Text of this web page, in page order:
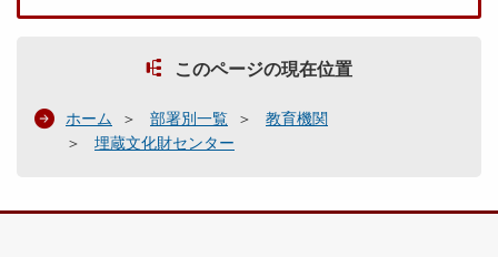
このページの現在位置
ホーム 部署別一覧
教育機関
埋蔵文化財センター